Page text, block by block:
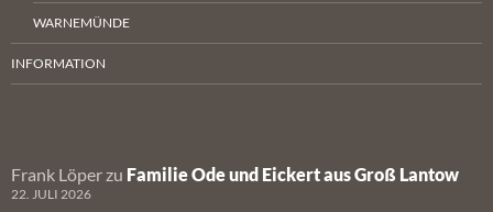
WARNEMÜNDE
INFORMATION
Frank Löper zu Familie Ode und Eickert aus Groß Lantow
22. JULI 2026